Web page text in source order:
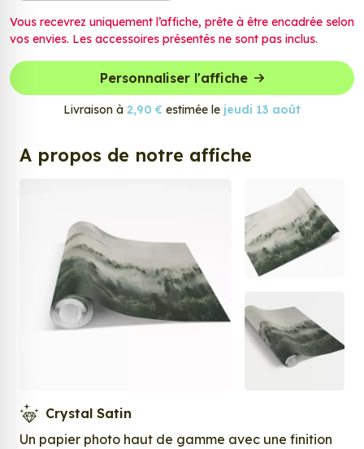
Vous recevrez uniquement l’affiche, prête à être encadrée selon
vos envies. Les accessoires présentés ne sont pas inclus.
Personnaliser l'affiche
Livraison à 2,90 € estimée le jeudi 13 août
A propos de notre affiche
Crystal Satin
Un papier photo haut de gamme avec une finition